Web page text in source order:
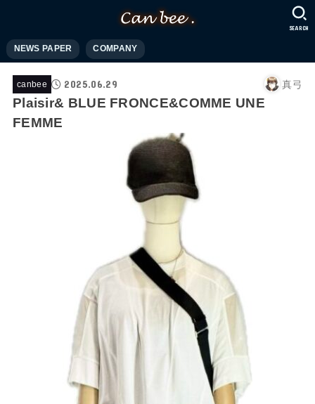
NEWS PAPER COMPANY
SEARCH
canbee 2025.06.29 真弓
Plaisir& BLUE FRONCE&COMME UNE
FEMME